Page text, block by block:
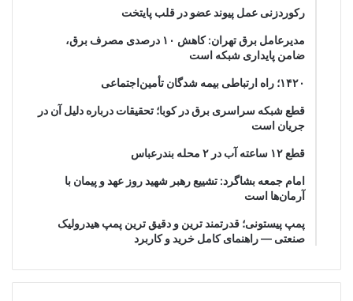
رکوردزنی عمل پیوند عضو در قلب پایتخت
مدیرعامل برق تهران: کاهش ۱۰ درصدی مصرف برق،
ضامن پایداری شبکه است
۱۴۲۰؛ راه ارتباطی بیمه شدگان تأمین‌اجتماعی
قطع شبکه سراسری برق در کوبا؛ تحقیقات درباره دلیل آن در
جریان است
قطع ۱۲ ساعته آب در ۲ محله بندرعباس
امام جمعه بشاگرد: تشییع رهبر شهید روز عهد و پیمان با
آرمان‌ها است
پمپ پیستونی؛ قدرتمند ترین و دقیق‌ ترین پمپ هیدرولیک
صنعتی — راهنمای کامل خرید و کاربرد